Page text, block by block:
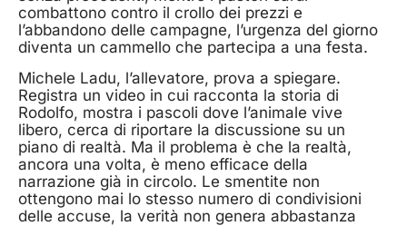
combattono contro il crollo dei prezzi e
l’abbandono delle campagne, l’urgenza del giorno
diventa un cammello che partecipa a una festa.
Michele Ladu, l’allevatore, prova a spiegare.
Registra un video in cui racconta la storia di
Rodolfo, mostra i pascoli dove l’animale vive
libero, cerca di riportare la discussione su un
piano di realtà. Ma il problema è che la realtà,
ancora una volta, è meno efficace della
narrazione già in circolo. Le smentite non
ottengono mai lo stesso numero di condivisioni
delle accuse, la verità non genera abbastanza